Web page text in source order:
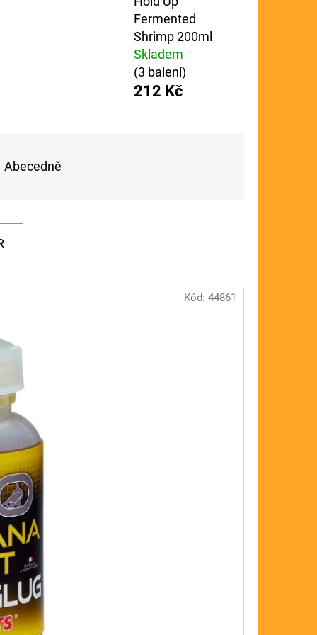
Fermented
Shrimp 200ml
Skladem
(3 balení)
212 Kč
Abecedně
Kód: 44861